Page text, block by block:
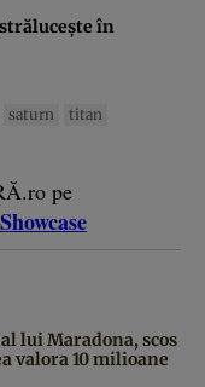
în
saturn titan
pe
lui Maradona, scos
valora 10 milioane